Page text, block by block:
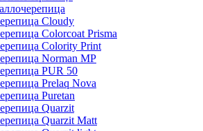
Cloudy
Colorcoat Prisma
Colority Print
Norman MP
PUR 50
Prelaq Nova
Puretan
Quarzit
Quarzit Matt